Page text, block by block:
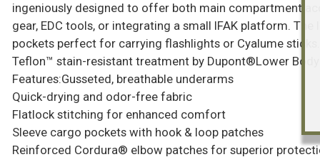
ingeniously designed to offer both main compartment
gear, EDC tools, or integrating a small IFAK platform.
pockets perfect for carrying flashlights or Cyalume
Teflon™ stain-resistant treatment by Dupont®Lower
Features:Gusseted, breathable underarms
Quick-drying and odor-free fabric
Flatlock stitching for enhanced comfort
Sleeve cargo pockets with hook & loop patches
Reinforced Cordura® elbow patches for superior